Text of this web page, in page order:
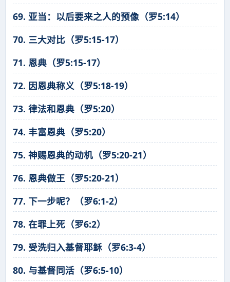
69. 亚当：以后要来之人的预像（罗5:14）
70. 三大对比（罗5:15-17）
71. 恩典（罗5:15-17）
72. 因恩典称义（罗5:18-19）
73. 律法和恩典（罗5:20）
74. 丰富恩典（罗5:20）
75. 神赐恩典的动机（罗5:20-21）
76. 恩典做王（罗5:20-21）
77. 下一步呢？（罗6:1-2）
78. 在罪上死（罗6:2）
79. 受洗归入基督耶稣（罗6:3-4）
80. 与基督同活（罗6:5-10）